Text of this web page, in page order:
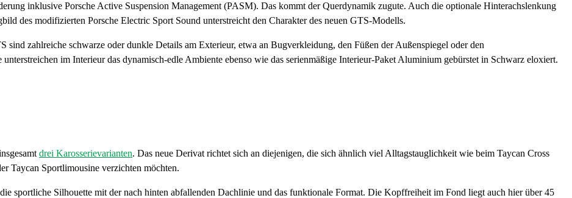
inklusive Porsche Active Suspension Management (PASM). Das kommt der Querdynamik zugute. Auch die optionale Hinterachslenkung
des modifizierten Porsche Electric Sport Sound unterstreicht den Charakter des neuen GTS-Modells.
zahlreiche schwarze oder dunkle Details am Exterieur, etwa an Bugverkleidung, den Füßen der Außenspiegel oder den
im Interieur das dynamisch-edle Ambiente ebenso wie das serienmäßige Interieur-Paket Aluminium gebürstet in Schwarz eloxiert.
drei Karosserievarianten. Das neue Derivat richtet sich an diejenigen, die sich ähnlich viel Alltagstauglichkeit wie beim Taycan Cross
Taycan Sportlimousine verzichten möchten.
sportliche Silhouette mit der nach hinten abfallenden Dachlinie und das funktionale Format. Die Kopffreiheit im Fond liegt auch hier über 45